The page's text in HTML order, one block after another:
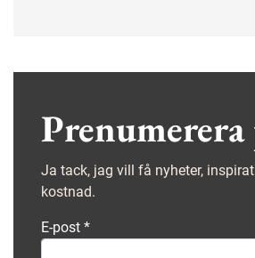
Ja tack, jag vill få nyheter,
kostnad.
E-post *